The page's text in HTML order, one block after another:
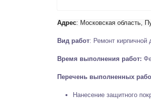
Адрес: Московская область,
Вид работ: Ремонт
Время выполнения работ:
Перечень выполненных
Нанесение защитного